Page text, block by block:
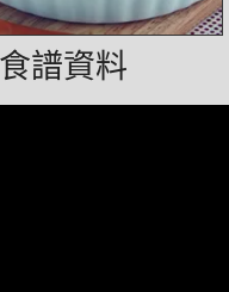
譜資料